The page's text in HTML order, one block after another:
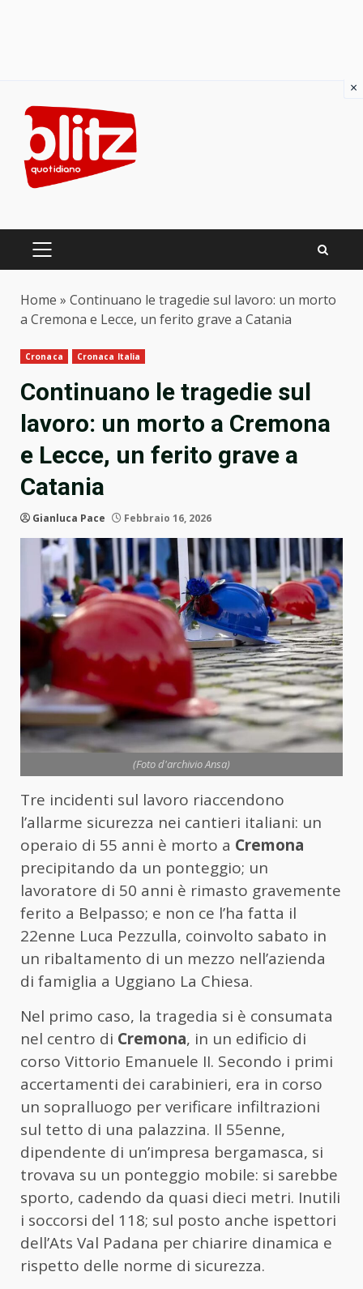
content
PRIMARY
Home » Continuano le tragedie sul lavoro: un morto
a Cremona e Lecce, un ferito grave a Catania
Cronaca Cronaca Italia
Continuano le tragedie sul
lavoro: un morto a Cremona
e Lecce, un ferito grave a
Catania
Gianluca Pace Febbraio 16, 2026
(Foto d'archivio Ansa)
Tre incidenti sul lavoro riaccendono
l’allarme sicurezza nei cantieri italiani: un
operaio di 55 anni è morto a Cremona
precipitando da un ponteggio; un
lavoratore di 50 anni è rimasto gravemente
ferito a Belpasso; e non ce l’ha fatta il
22enne Luca Pezzulla, coinvolto sabato in
un ribaltamento di un mezzo nell’azienda
di famiglia a Uggiano La Chiesa.
Nel primo caso, la tragedia si è consumata
nel centro di Cremona, in un edificio di
corso Vittorio Emanuele II. Secondo i primi
accertamenti dei carabinieri, era in corso
un sopralluogo per verificare infiltrazioni
sul tetto di una palazzina. Il 55enne,
dipendente di un’impresa bergamasca, si
trovava su un ponteggio mobile: si sarebbe
sporto, cadendo da quasi dieci metri. Inutili
i soccorsi del 118; sul posto anche ispettori
dell’Ats Val Padana per chiarire dinamica e
rispetto delle norme di sicurezza.
×